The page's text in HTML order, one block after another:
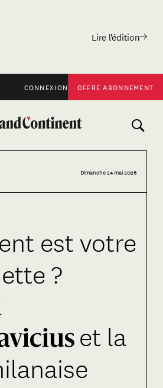
Lire l'édition
CONNEXION OFFRE ABONNEMENT
Dimanche 24 mai 2026
est votre
?
et la